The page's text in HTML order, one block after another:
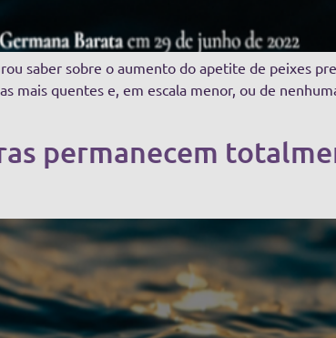
saber sobre o aumento do apetite de peixes
mais quentes e, em escala menor, ou de
permanecem